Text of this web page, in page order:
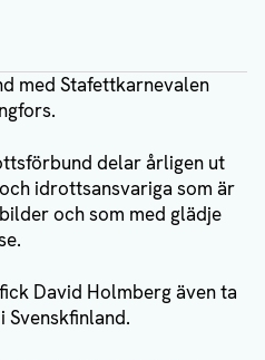
med Stafettkarnevalen
delar årligen ut
idrottsansvariga som är
och som med glädje
David Holmberg även ta